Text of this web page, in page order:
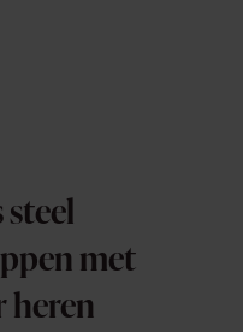
met
heren